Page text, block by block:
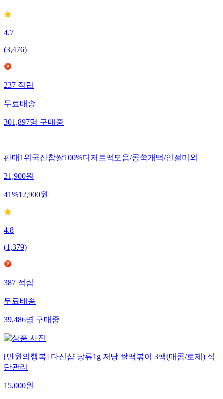
4.7
(3,476)
237 적립
무료배송
301,897명 구매중
판매1위국산찹쌀100%디저트떡모음/콩쑥개떡/인절미외
21,900원
41%12,900원
4.8
(1,379)
387 적립
무료배송
39,486명 구매중
[만원의행복] 다신샵 당류1g 저당 쌀떡볶이 3팩(매콤/로제) 식
단관리
15,000원